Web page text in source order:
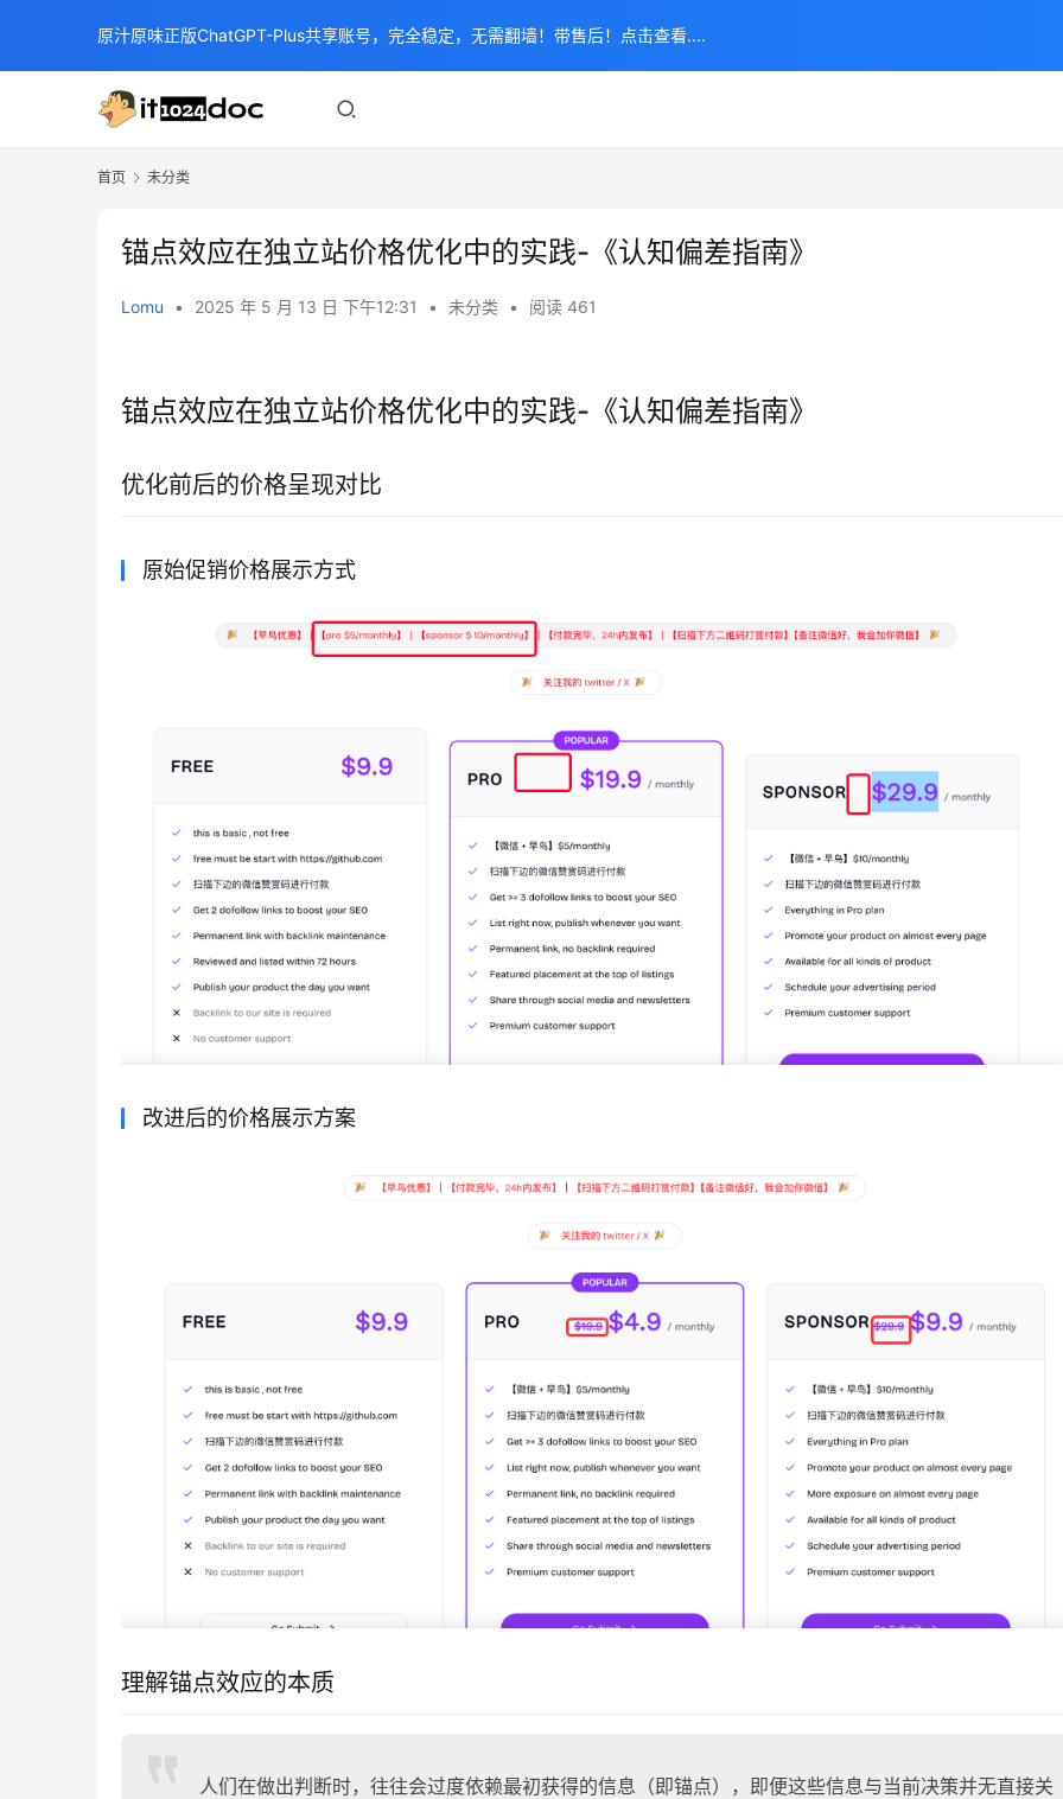
首页 未分类
锚点效应在独立站价格优化中的实践-《认知偏差指南》
Lomu • 2025 年 5 月 13 日 下午12:31 • 未分类 • 阅读 461
锚点效应在独立站价格优化中的实践-《认知偏差指南》
优化前后的价格呈现对比
原始促销价格展示方式
改进后的价格展示方案
理解锚点效应的本质
人们在做出判断时，往往会过度依赖最初获得的信息（即锚点），即便这些信息与当前决策并无直接关
原汁原味正版ChatGPT-Plus共享账号，完全稳定，无需翻墙！带售后！点击查看....